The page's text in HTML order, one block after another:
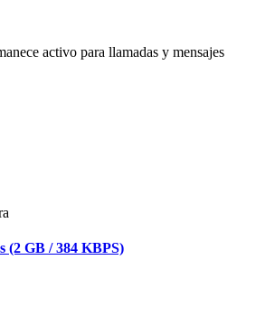
activo para llamadas y mensajes
(2 GB / 384 KBPS)